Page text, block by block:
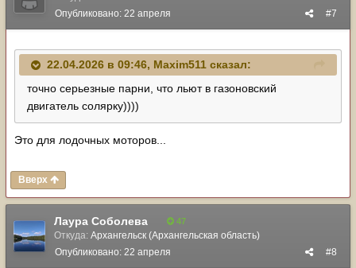
#7
Опубликовано: 22 апреля
22.04.2026 в 09:46, Maxim511 сказал:
точно серьезные парни, что льют в газоновский
двигатель солярку))))
Это для лодочных моторов...
Вверх
Лаура Соболева 47
Откуда: Архангельск (Архангельская область)
#8
Опубликовано: 22 апреля